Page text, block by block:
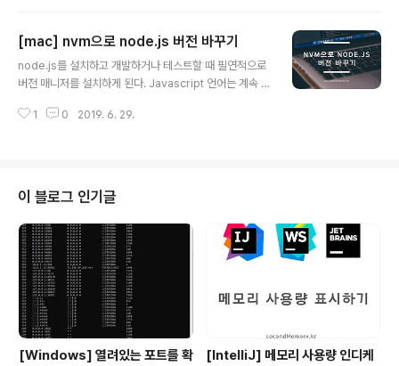
hookInfo.triggerStr ) ) { if( webhoo..
[mac] nvm으로 node.js 버전 바꾸기
node.js를 설치하고 개발하거나 테스트할 때 필연적으로
버전 매니저를 설치하게 된다. Javascript 언어는 계속 업
면 node.js의 버전을 계속 업데이트 해줘야 하기 때문이
지만..;) nvm use 12.5.0 그런데 이렇게만 바꿔서 사용하
면 당장 사용하고 있는 터미널에서만 버전이 바뀐다는 문
제가 있다. 터미널을 껐다가 다시 키거나 하면 사용하겠다
는 node.js 버전이 바뀔 수 있다. (버전을 하나만 설치하면
아마 그러진 않을 것 같지만)..
1 0 2019. 6. 29.
이 블로그 인기글
[Windows] 열려있는 포트를 확
[IntelliJ] 메모리 사용량 인디케